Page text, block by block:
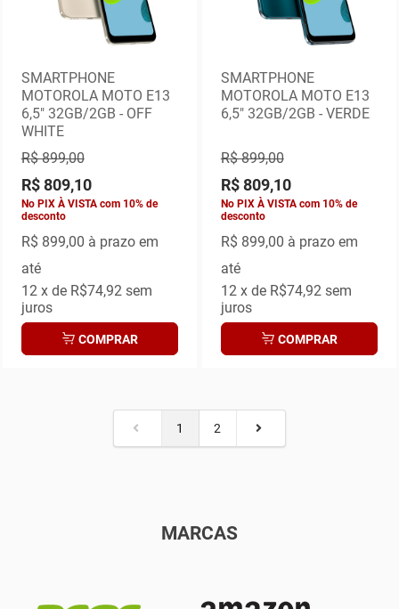
SMARTPHONE
MOTOROLA MOTO E13
6,5" 32GB/2GB - OFF
WHITE
R$ 899,00
R$ 809,10
No PIX À VISTA com 10% de
desconto
R$ 899,00 à prazo em
até
12x de R$74,92sem
juros
COMPRAR
SMARTPHONE
MOTOROLA MOTO E13
6,5" 32GB/2GB - VERDE
R$ 899,00
R$ 809,10
No PIX À VISTA com 10% de
desconto
R$ 899,00 à prazo em
até
12x de R$74,92sem
juros
COMPRAR
1 2
MARCAS